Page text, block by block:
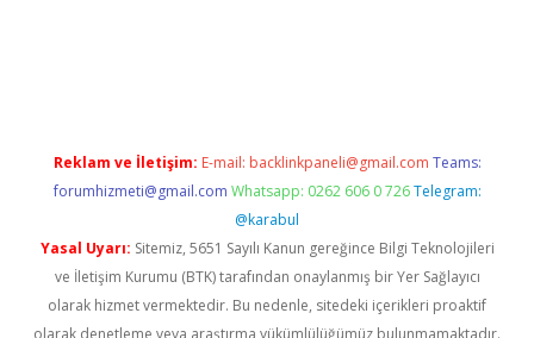
Reklam ve İletişim: E-mail: backlinkpaneli@gmail.com Teams:
forumhizmeti@gmail.com Whatsapp: 0262 606 0 726 Telegram:
@karabul
Yasal Uyarı: Sitemiz, 5651 Sayılı Kanun gereğince Bilgi Teknolojileri
ve İletişim Kurumu (BTK) tarafından onaylanmış bir Yer Sağlayıcı
olarak hizmet vermektedir. Bu nedenle, sitedeki içerikleri proaktif
olarak denetleme veya araştırma yükümlülüğümüz bulunmamaktadır.